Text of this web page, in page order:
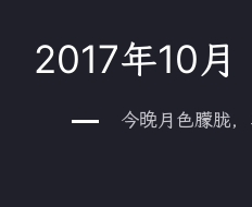
2017年10月
今晚月色朦胧，